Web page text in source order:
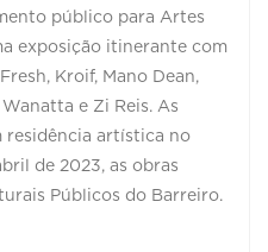
público para Artes
exposição itinerante com
Kroif, Mano Dean,
e Zi Reis. As
residência artística no
de 2023, as obras
Públicos do Barreiro.